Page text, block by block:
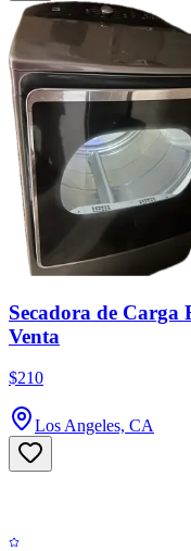
Secadora de Carga
Venta
$210
Los Angeles, CA